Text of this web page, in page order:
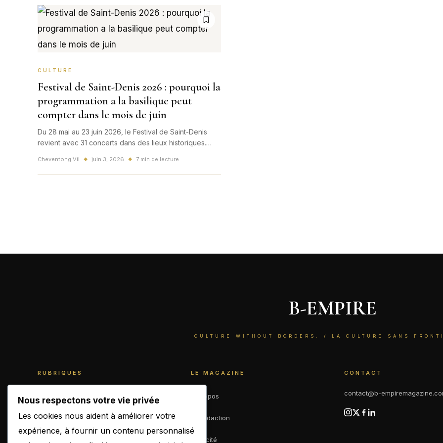
CULTURE
Festival de Saint-Denis 2026 : pourquoi la
programmation a la basilique peut
compter dans le mois de juin
Du 28 mai au 23 juin 2026, le Festival de Saint-Denis
revient avec 31 concerts dans des lieux historiques.
la ville peut devenir un temps fort culturel de juin.
Cheventong Vil ◆ juin 3, 2026 ◆ 7 min de lecture
B-EMPIRE
CULTURE WITHOUT BORDERS. / LA CULTURE SANS
RUBRIQUES
Business
LE MAGAZINE
À propos
La rédaction
Publicité
CONTACT
contact@b-
Nous respectons votre vie privée
Les cookies nous aident à améliorer votre
expérience, à fournir un contenu personnalisé